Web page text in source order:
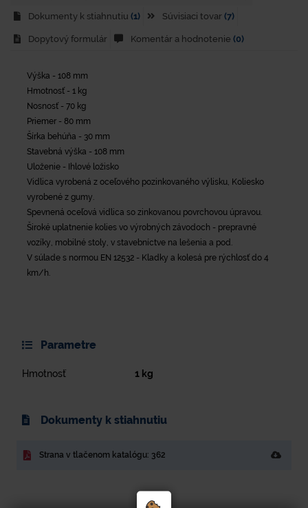
Dokumenty k stiahnutiu (1) Súvisiaci tovar (7)
Dopytový formulár Komentár a hodnotenie (0)
Výška - 108 mm
Hmotnosť - 1 kg
Nosnosť - 70 kg
Priemer - 80 mm
Šírka behúňa - 30 mm
Stavebná výška - 108 mm
Uloženie - Ihlové ložisko
Vidlica vyrobená z oceľového pozinkovaného výlisku, Koliesko
vyrobené z gumy.
Spevnená oceľová vidlica so zinkovanou povrchovou úpravou.
Široké uplatnenie kolies vo výrobných závodoch - prepravné
vozíky, mobilné stoly, v stavebníctve na lešenia a pod.
V súlade s normou EN 12532 - Kladky a kolesá pre rýchlosť do 4
km/h.
Parametre
Hmotnosť 1kg
Dokumenty k stiahnutiu
Strana v tlačenom katalógu: 362